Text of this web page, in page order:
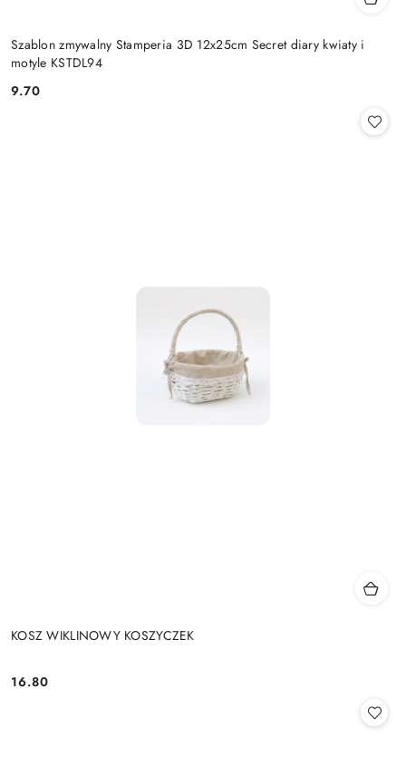
Szablon zmywalny Stamperia 3D 12x25cm Secret diary kwiaty i
motyle KSTDL94
Cena:
9.70
KOSZ WIKLINOWY KOSZYCZEK
Cena:
16.80